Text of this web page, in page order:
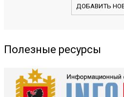
ДОБАВИТЬ
Полезные ресурсы